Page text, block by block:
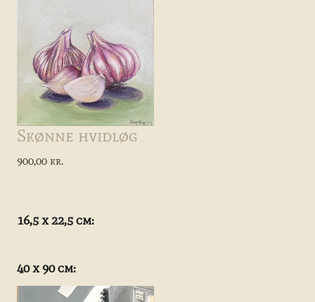
Skønne hvidløg
900,00 kr.
16,5 x 22,5 cm:
40 x 90 cm: